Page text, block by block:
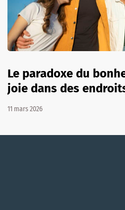
Le paradoxe du
joie dans des
11 mars 2026